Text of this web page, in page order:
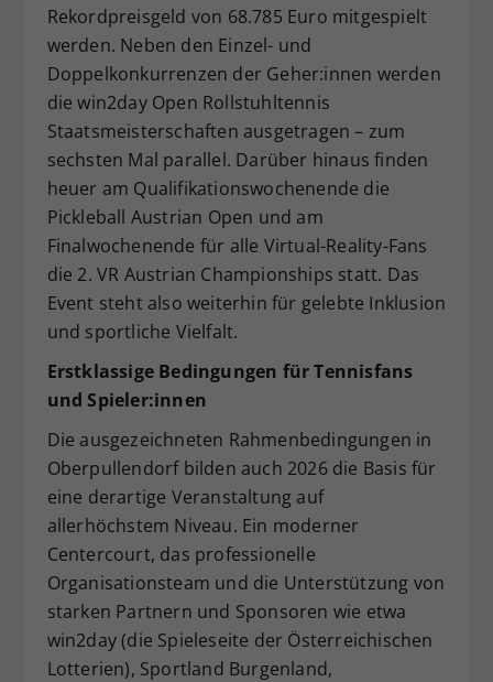
Rekordpreisgeld von 68.785 Euro mitgespielt
werden. Neben den Einzel- und
Doppelkonkurrenzen der Geher:innen werden
die win2day Open Rollstuhltennis
Staatsmeisterschaften ausgetragen – zum
sechsten Mal parallel. Darüber hinaus finden
heuer am Qualifikationswochenende die
Pickleball Austrian Open und am
Finalwochenende für alle Virtual-Reality-Fans
die 2. VR Austrian Championships statt. Das
Event steht also weiterhin für gelebte Inklusion
und sportliche Vielfalt.
Erstklassige Bedingungen für Tennisfans
und Spieler:innen
Die ausgezeichneten Rahmenbedingungen in
Oberpullendorf bilden auch 2026 die Basis für
eine derartige Veranstaltung auf
allerhöchstem Niveau. Ein moderner
Centercourt, das professionelle
Organisationsteam und die Unterstützung von
starken Partnern und Sponsoren wie etwa
win2day (die Spieleseite der Österreichischen
Lotterien), Sportland Burgenland,